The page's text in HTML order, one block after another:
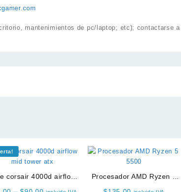
mantenimientos de pc/laptop; etc); contactarse a
corsair 4000d airflow
Procesador AMD Ryzen 5